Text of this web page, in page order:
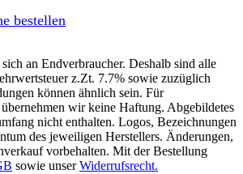
bestellen
an Endverbraucher. Deshalb sind alle
z.Zt. 7.7% sowie zuzüglich
können ähnlich sein. Für
wir keine Haftung. Abgebildetes
nicht enthalten. Logos, Bezeichnungen
des jeweiligen Herstellers. Änderungen,
vorbehalten. Mit der Bestellung
sowie unserWiderrufsrecht.